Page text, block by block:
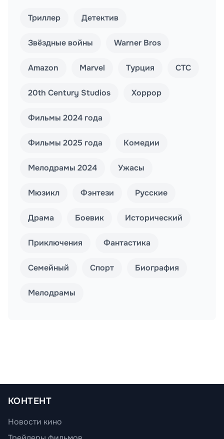
Триллер Детектив
Звёздные войны Warner Bros
Amazon Marvel Турция СТС
20th Century Studios Хоррор
Фильмы 2024 года
Фильмы 2025 года Комедии
Мелодрамы 2024 Ужасы
Мюзикл Фэнтези Русские
Драма Боевик Исторический
Приключения Фантастика
Семейный Спорт Биография
Мелодрамы
КОНТЕНТ
Новости кино